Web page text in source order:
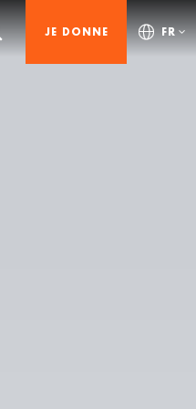
JE DONNE FR